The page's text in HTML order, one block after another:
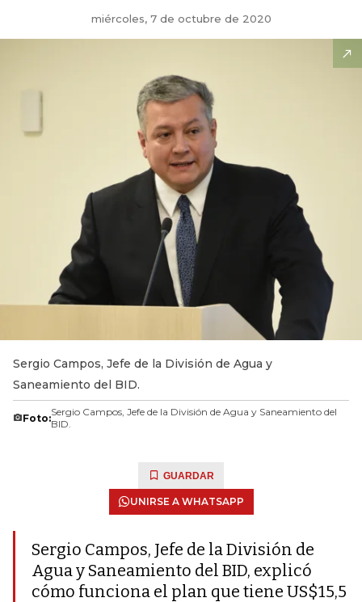
miércoles, 7 de octubre de 2020
Sergio Campos, Jefe de la División de Agua y
Saneamiento del BID.
Foto:Sergio Campos, Jefe de la División de Agua y Saneamiento del
BID.
GUARDAR
UNIRSE A WHATSAPP
Sergio Campos, Jefe de la División de
Agua y Saneamiento del BID, explicó
cómo funciona el plan que tiene US$15,5